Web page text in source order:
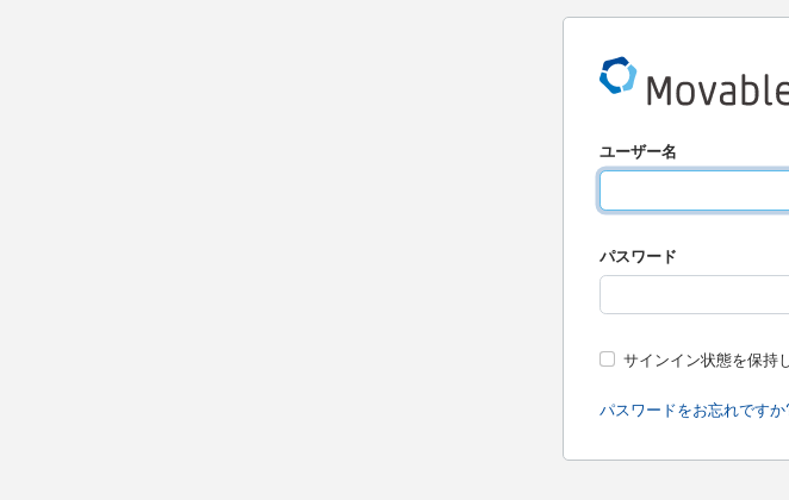
ユーザー名
パスワード
サインイン状態を保持
パスワードをお忘れですか